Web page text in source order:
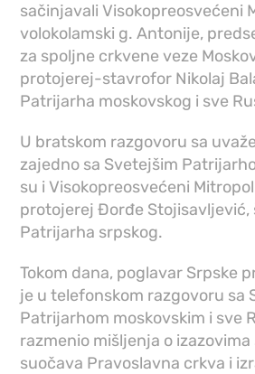
sačinjavali Visokopreosvećeni
volokolamski g. Antonije,
za spoljne crkvene veze
protojerej-stavrofor Nikolaj
Patrijarha moskovskog i sve
U bratskom razgovoru sa
zajedno sa Svetejšim
su i Visokopreosvećeni
protojerej Đorđe Stojisavljević,
Patrijarha srpskog.
Tokom dana, poglavar Srpske
je u telefonskom razgovoru sa
Patrijarhom moskovskim i sve
razmenio mišljenja o izazovima
suočava Pravoslavna crkva i